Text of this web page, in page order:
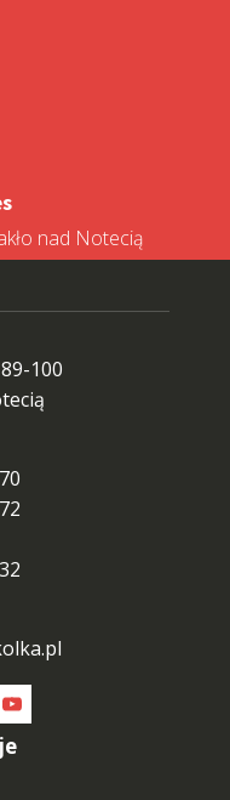
nad Notecią
100